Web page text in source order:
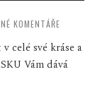
KOMENTÁŘE
celé své kráse a
Vám dává